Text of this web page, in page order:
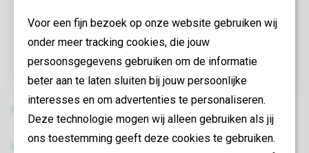
Voor een fijn bezoek op onze website gebruiken wij
onder meer tracking cookies, die jouw
persoonsgegevens gebruiken om de informatie
beter aan te laten sluiten bij jouw persoonlijke
interesses en om advertenties te personaliseren.
Deze technologie mogen wij alleen gebruiken als jij
ons toestemming geeft deze cookies te gebruiken.